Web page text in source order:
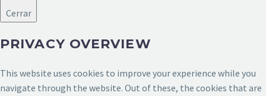
Cerrar
PRIVACY OVERVIEW
This website uses cookies to improve your experience while you
navigate through the website. Out of these, the cookies that are